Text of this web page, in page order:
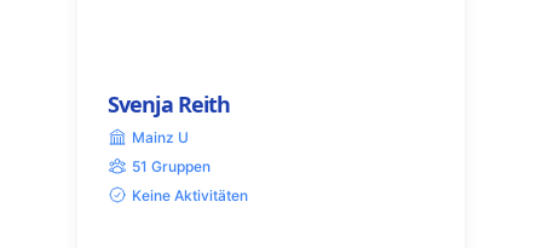
Svenja Reith
Mainz U
51 Gruppen
Keine Aktivitäten